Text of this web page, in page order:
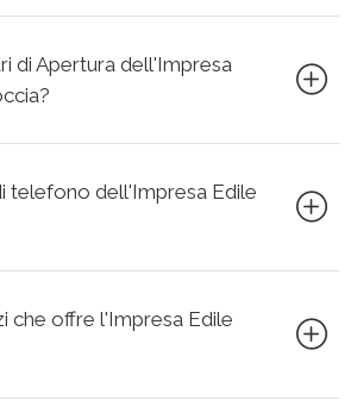
di Apertura dell'Impresa
telefono dell'Impresa Edile
che offre l'Impresa Edile